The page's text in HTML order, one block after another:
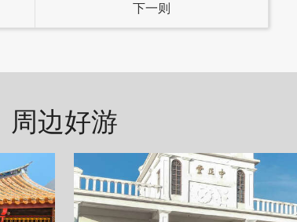
下一则
周边好游